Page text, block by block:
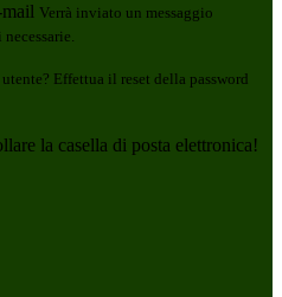
Verrà inviato un messaggio
Effettua il reset della password
la casella di posta elettronica!